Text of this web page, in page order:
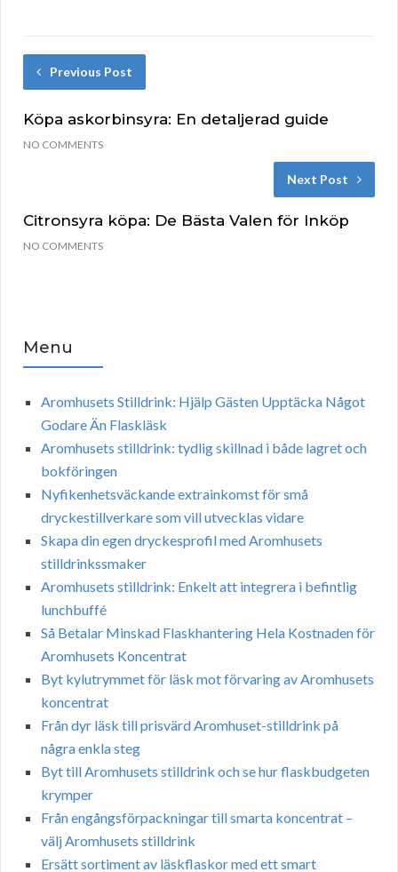
Previous Post
Köpa askorbinsyra: En detaljerad guide
NO COMMENTS
Next Post
Citronsyra köpa: De Bästa Valen för Inköp
NO COMMENTS
Menu
Aromhusets Stilldrink: Hjälp Gästen Upptäcka Något
Godare Än Flaskläsk
Aromhusets stilldrink: tydlig skillnad i både lagret och
bokföringen
Nyfikenhetsväckande extrainkomst för små
dryckestillverkare som vill utvecklas vidare
Skapa din egen dryckesprofil med Aromhusets
stilldrinkssmaker
Aromhusets stilldrink: Enkelt att integrera i befintlig
lunchbuffé
Så Betalar Minskad Flaskhantering Hela Kostnaden för
Aromhusets Koncentrat
Byt kylutrymmet för läsk mot förvaring av Aromhusets
koncentrat
Från dyr läsk till prisvärd Aromhuset-stilldrink på
några enkla steg
Byt till Aromhusets stilldrink och se hur flaskbudgeten
krymper
Från engångsförpackningar till smarta koncentrat –
välj Aromhusets stilldrink
Ersätt sortiment av läskflaskor med ett smart